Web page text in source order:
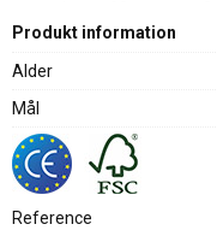
Produkt information
Alder
Mål
Reference